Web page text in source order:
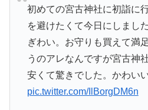
初めての宮古神社に初詣に
を避けたくて今日にしまし
ぎわい。お守りも買えて満
うのアレなんですが宮古神
安くて驚きでした。かわい
pic.twitter.com/IlBorgDM6n